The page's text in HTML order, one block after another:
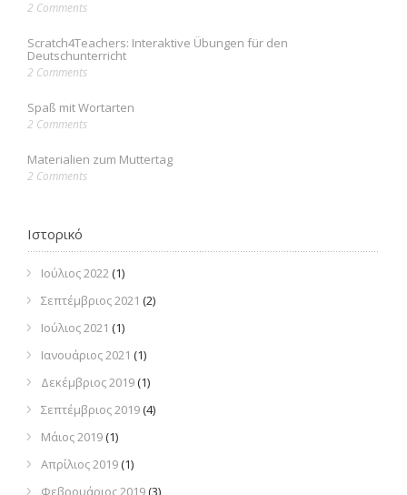
2 Comments
Scratch4Teachers: Interaktive Übungen für den
Deutschunterricht
2 Comments
Spaß mit Wortarten
2 Comments
Materialien zum Muttertag
2 Comments
Ιστορικό
Ιούλιος 2022(1)
Σεπτέμβριος 2021 (2)
Ιούλιος 2021 (1)
Ιανουάριος 2021 (1)
Δεκέμβριος 2019(1)
Σεπτέμβριος 2019(4)
Μάιος 2019(1)
Απρίλιος 2019(1)
Φεβρουάριος 2019(3)